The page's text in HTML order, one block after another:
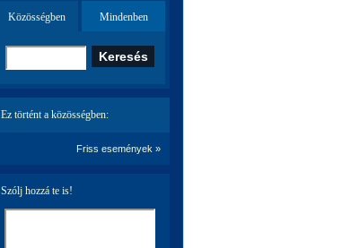
Közösségben Mindenben
Ez történt a közösségben:
Friss események »
Szólj hozzá te is!